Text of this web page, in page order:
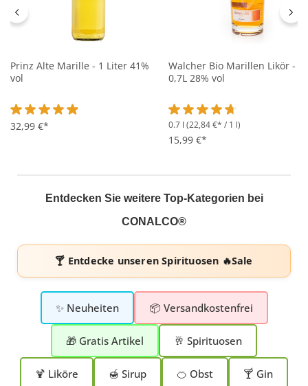
Prinz Alte Marille - 1 Liter 41%
vol
Durchschnittliche Bewertung von 4.8 von 5 Sternen
32,99 €*
Walcher Bio Marillen Likör -
0,7L 28% vol
Durchschnittliche
0.7 l (22,84 €* / 1 l)
15,99 €*
Entdecken Sie weitere Top-Kategorien bei
CONALCO®
🍸 Entdecke unserenSpirituosen 🔥Sale
✨ Neuheiten 📦 Versandkostenfrei
🎁 Gratis Artikel 🥂 Spirituosen
🍹 Liköre 🍯 Sirup 🍊 Obst 🍸 Gin